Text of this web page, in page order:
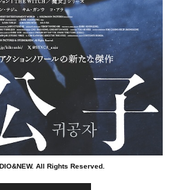
All Rights Reserved.